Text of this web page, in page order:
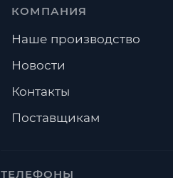
ТЕЛЕФОНЫ
КОМПАНИЯ
Наше производство
Новости
Контакты
Поставщикам